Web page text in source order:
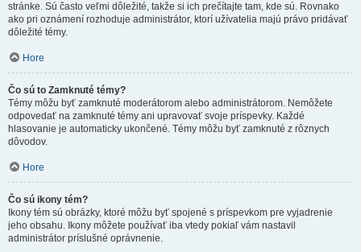
stránke. Sú často veľmi dôležité, takže si ich prečítajte tam, kde sú. Rovnako
ako pri oznámení rozhoduje administrátor, ktorí užívatelia majú právo pridávať
dôležité témy.
Hore
Čo sú to Zamknuté témy?
Témy môžu byť zamknuté moderátorom alebo administrátorom. Nemôžete
odpovedať na zamknuté témy ani upravovať svoje príspevky. Každé
hlasovanie je automaticky ukončené. Témy môžu byť zamknuté z rôznych
dôvodov.
Hore
Čo sú ikony tém?
Ikony tém sú obrázky, ktoré môžu byť spojené s príspevkom pre vyjadrenie
jeho obsahu. Ikony môžete používať iba vtedy pokiaľ vám nastavil
administrátor príslušné oprávnenie.